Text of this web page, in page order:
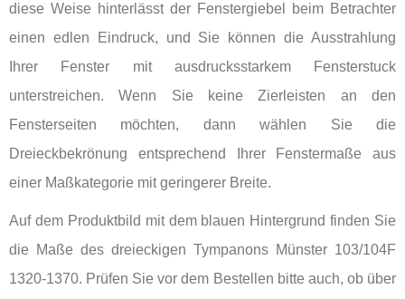
diese Weise hinterlässt der Fenstergiebel beim Betrachter
einen edlen Eindruck, und Sie können die Ausstrahlung
Ihrer Fenster mit ausdrucksstarkem Fensterstuck
unterstreichen. Wenn Sie keine Zierleisten an den
Fensterseiten möchten, dann wählen Sie die
Dreieckbekrönung entsprechend Ihrer Fenstermaße aus
einer Maßkategorie mit geringerer Breite.
Auf dem Produktbild mit dem blauen Hintergrund finden Sie
die Maße des dreieckigen Tympanons Münster 103/104F
1320-1370. Prüfen Sie vor dem Bestellen bitte auch, ob über